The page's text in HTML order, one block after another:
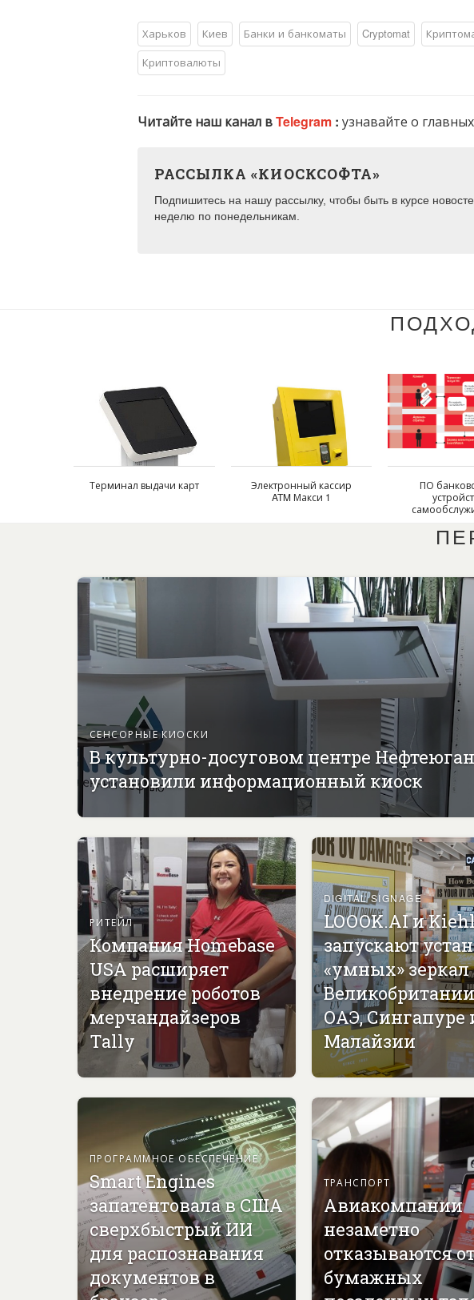
Харьков Киев Банки и банкоматы Cryptomat
Криптовалюты
Читайте наш канал вTelegram : узнавайте о
РАССЫЛКА «КИОСКСОФТА»
Подпишитесь на нашу рассылку, чтобы быть в курсе
неделю по понедельникам.
Терминал выдачи карт
Электронный кассир
ATM Макси 1
ПО
СЕНСОРНЫЕ КИОСКИ
В культурно-досуговом центре
установили информационный киоск
РИТЕЙЛ
Компания Homebase
USA расширяет
внедрение роботов
мерчандайзеров
Tally
DIGITAL SIGNAGE
LOOOK.AI и
запускают
«умных» зеркал
ОАЭ, Сингапуре
Малайзии
ПРОГРАММНОЕ ОБЕСПЕЧЕНИЕ
Smart Engines
запатентовала в США
сверхбыстрый ИИ
для распознавания
документов в
ТРАНСПОРТ
Авиакомпании
незаметно
отказываются
бумажных